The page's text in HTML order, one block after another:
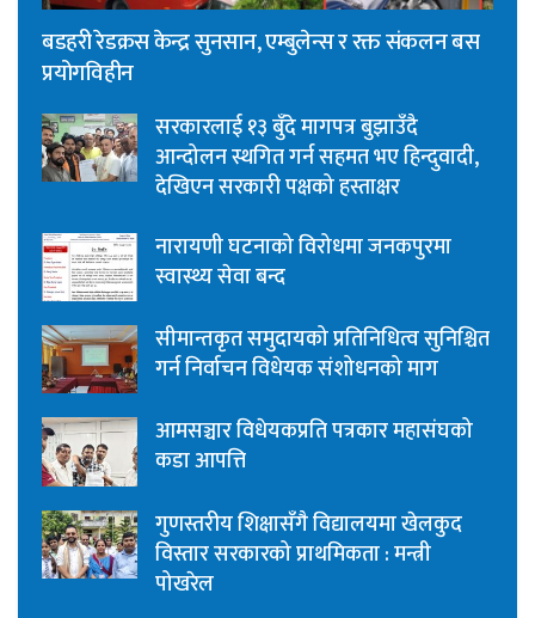
बडहरी रेडक्रस केन्द्र सुनसान, एम्बुलेन्स र रक्त संकलन बस
प्रयोगविहीन
सरकारलाई १३ बुँदे मागपत्र बुझाउँदै
आन्दोलन स्थगित गर्न सहमत भए हिन्दुवादी,
देखिएन सरकारी पक्षको हस्ताक्षर
नारायणी घटनाको विरोधमा जनकपुरमा
स्वास्थ्य सेवा बन्द
सीमान्तकृत समुदायको प्रतिनिधित्व सुनिश्चित
गर्न निर्वाचन विधेयक संशोधनको माग
आमसञ्चार विधेयकप्रति पत्रकार महासंघको
कडा आपत्ति
गुणस्तरीय शिक्षासँगै विद्यालयमा खेलकुद
विस्तार सरकारको प्राथमिकता : मन्त्री
पोखरेल